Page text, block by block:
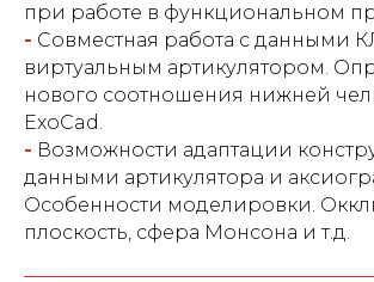
при работе в функциональном
- Совместная работа с данными
виртуальным артикулятором.
нового соотношения нижней
ExoCad.
- Возможности адаптации
данными артикулятора и
Особенности моделировки.
плоскость, сфера Монсона и т.д.